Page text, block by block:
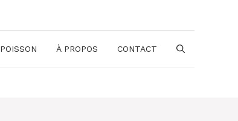
POISSON À PROPOS CONTACT